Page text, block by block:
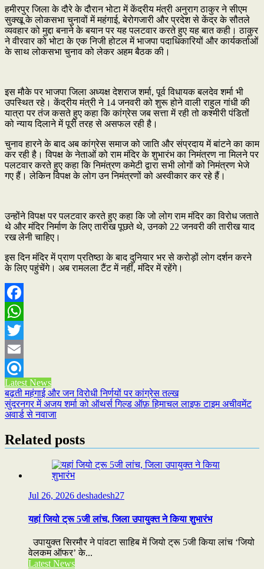
हमीरपुर जिला के दौरे के दौरान भोटा में केंद्रीय मंत्री अनुराग ठाकुर ने सीएम
सुक्खू के लोकसभा चुनावों में महंगाई, बेरोगजारी और प्रदेश से केंद्र के सौतले
व्यवहार को मुद्दा बनाने के बयान पर यह पलटवार करते हुए यह बात कही। ठाकुर
ने वीरवार को भोटा के एक निजी होटल में भाजपा पदाधिकारियों और कार्यकर्ताओं
के साथ लोकसभा चुनाव को लेकर अहम बैठक की।
इस मौके पर भाजपा जिला अध्यक्ष देशराज शर्मा, पूर्व विधायक बलदेव शर्मा भी
उपस्थित रहे। केंद्रीय मंत्री ने 14 जनवरी को शुरू होने वाली राहुल गांधी की
यात्रा पर तंज कसते हुए कहा कि कांग्रेस जब सत्ता में रही तो कश्मीरी पंडितों
को न्याय दिलाने में पूरी तरह से असफल रही है।
चुनाव हारने के बाद अब कांग्रेस समाज को जाति और संप्रदाय में बांटने का काम
कर रही है। विपक्ष के नेताओं को राम मंदिर के शुभारंभ का निमंत्रण ना मिलने पर
पलटवार करते हुए कहा कि निमंत्रण कमेटी द्वारा सभी लोगों को निमंत्रण भेजे
गए हैं। लेकिन विपक्ष के लोग उन निमंत्रणों को अस्वीकार कर रहे हैं।
उन्होंने विपक्ष पर पलटवार करते हुए कहा कि जो लोग राम मंदिर का विरोध जताते
थे और मंदिर निर्माण के लिए तारीख पूछते थे, उनको 22 जनवरी की तारीख याद
रख लेनी चाहिए।
इस दिन मंदिर में प्राण प्रतिष्ठा के बाद दुनियार भर से करोड़ों लोग दर्शन करने
के लिए पहुंचेंगे। अब रामलला टैंट में नहीं, मंदिर में रहेंगे।
Facebook
WhatsApp
Twitter
Email
Refind
Latest News
Post
navigation
बढ़ती महंगाई और जन विरोधी निर्णयों पर कांग्रेस तल्ख
सुंदरनगर में अजय शर्मा को ऑथर्स गिल्ड ऑफ़ हिमाचल लाइफ टाइम अचीवमेंट
अवार्ड से नवाजा
Related posts
Jul 26, 2026 deshadesh27
यहां जियो ट्रू 5जी लांच, जिला उपायुक्त ने किया शुभारंभ
उपायुक्त सिरमौर ने पांवटा साहिब में जियो ट्रू 5जी किया लांच ‘जियो
वेलकम ऑफर’ के...
Latest News